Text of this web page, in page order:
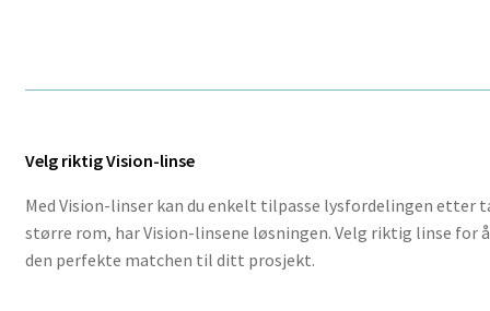
Velg riktig Vision-linse
Med Vision-linser kan du enkelt tilpasse lysfordelingen etter
større rom, har Vision-linsene løsningen. Velg riktig linse for
den perfekte matchen til ditt prosjekt.